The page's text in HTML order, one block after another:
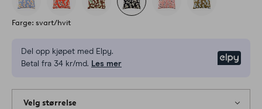
Farge: svart/hvit
Del opp kjøpet med Elpy.
Betal fra 34 kr/md. Les mer
Velg størrelse